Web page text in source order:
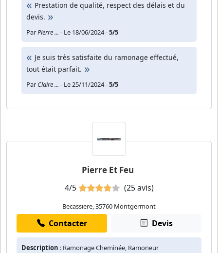
Prestation de qualité, respect des délais et du
devis.
ParPierre ... - Le 18/06/2024 -5/5
Je suis très satisfaite du ramonage effectué,
tout était parfait.
Par Claire ... - Le 25/11/2024 -5/5
Pierre Et Feu
4/5 (25 avis)
Becassiere, 35760 Montgermont
Contacter Devis
Description : Ramonage Cheminée, Ramoneur